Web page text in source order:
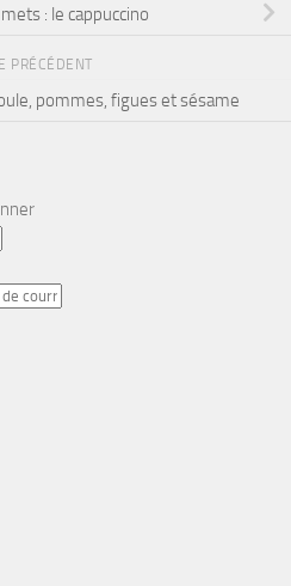
: le cappuccino
PRÉCÉDENT
pommes, figues et sésame